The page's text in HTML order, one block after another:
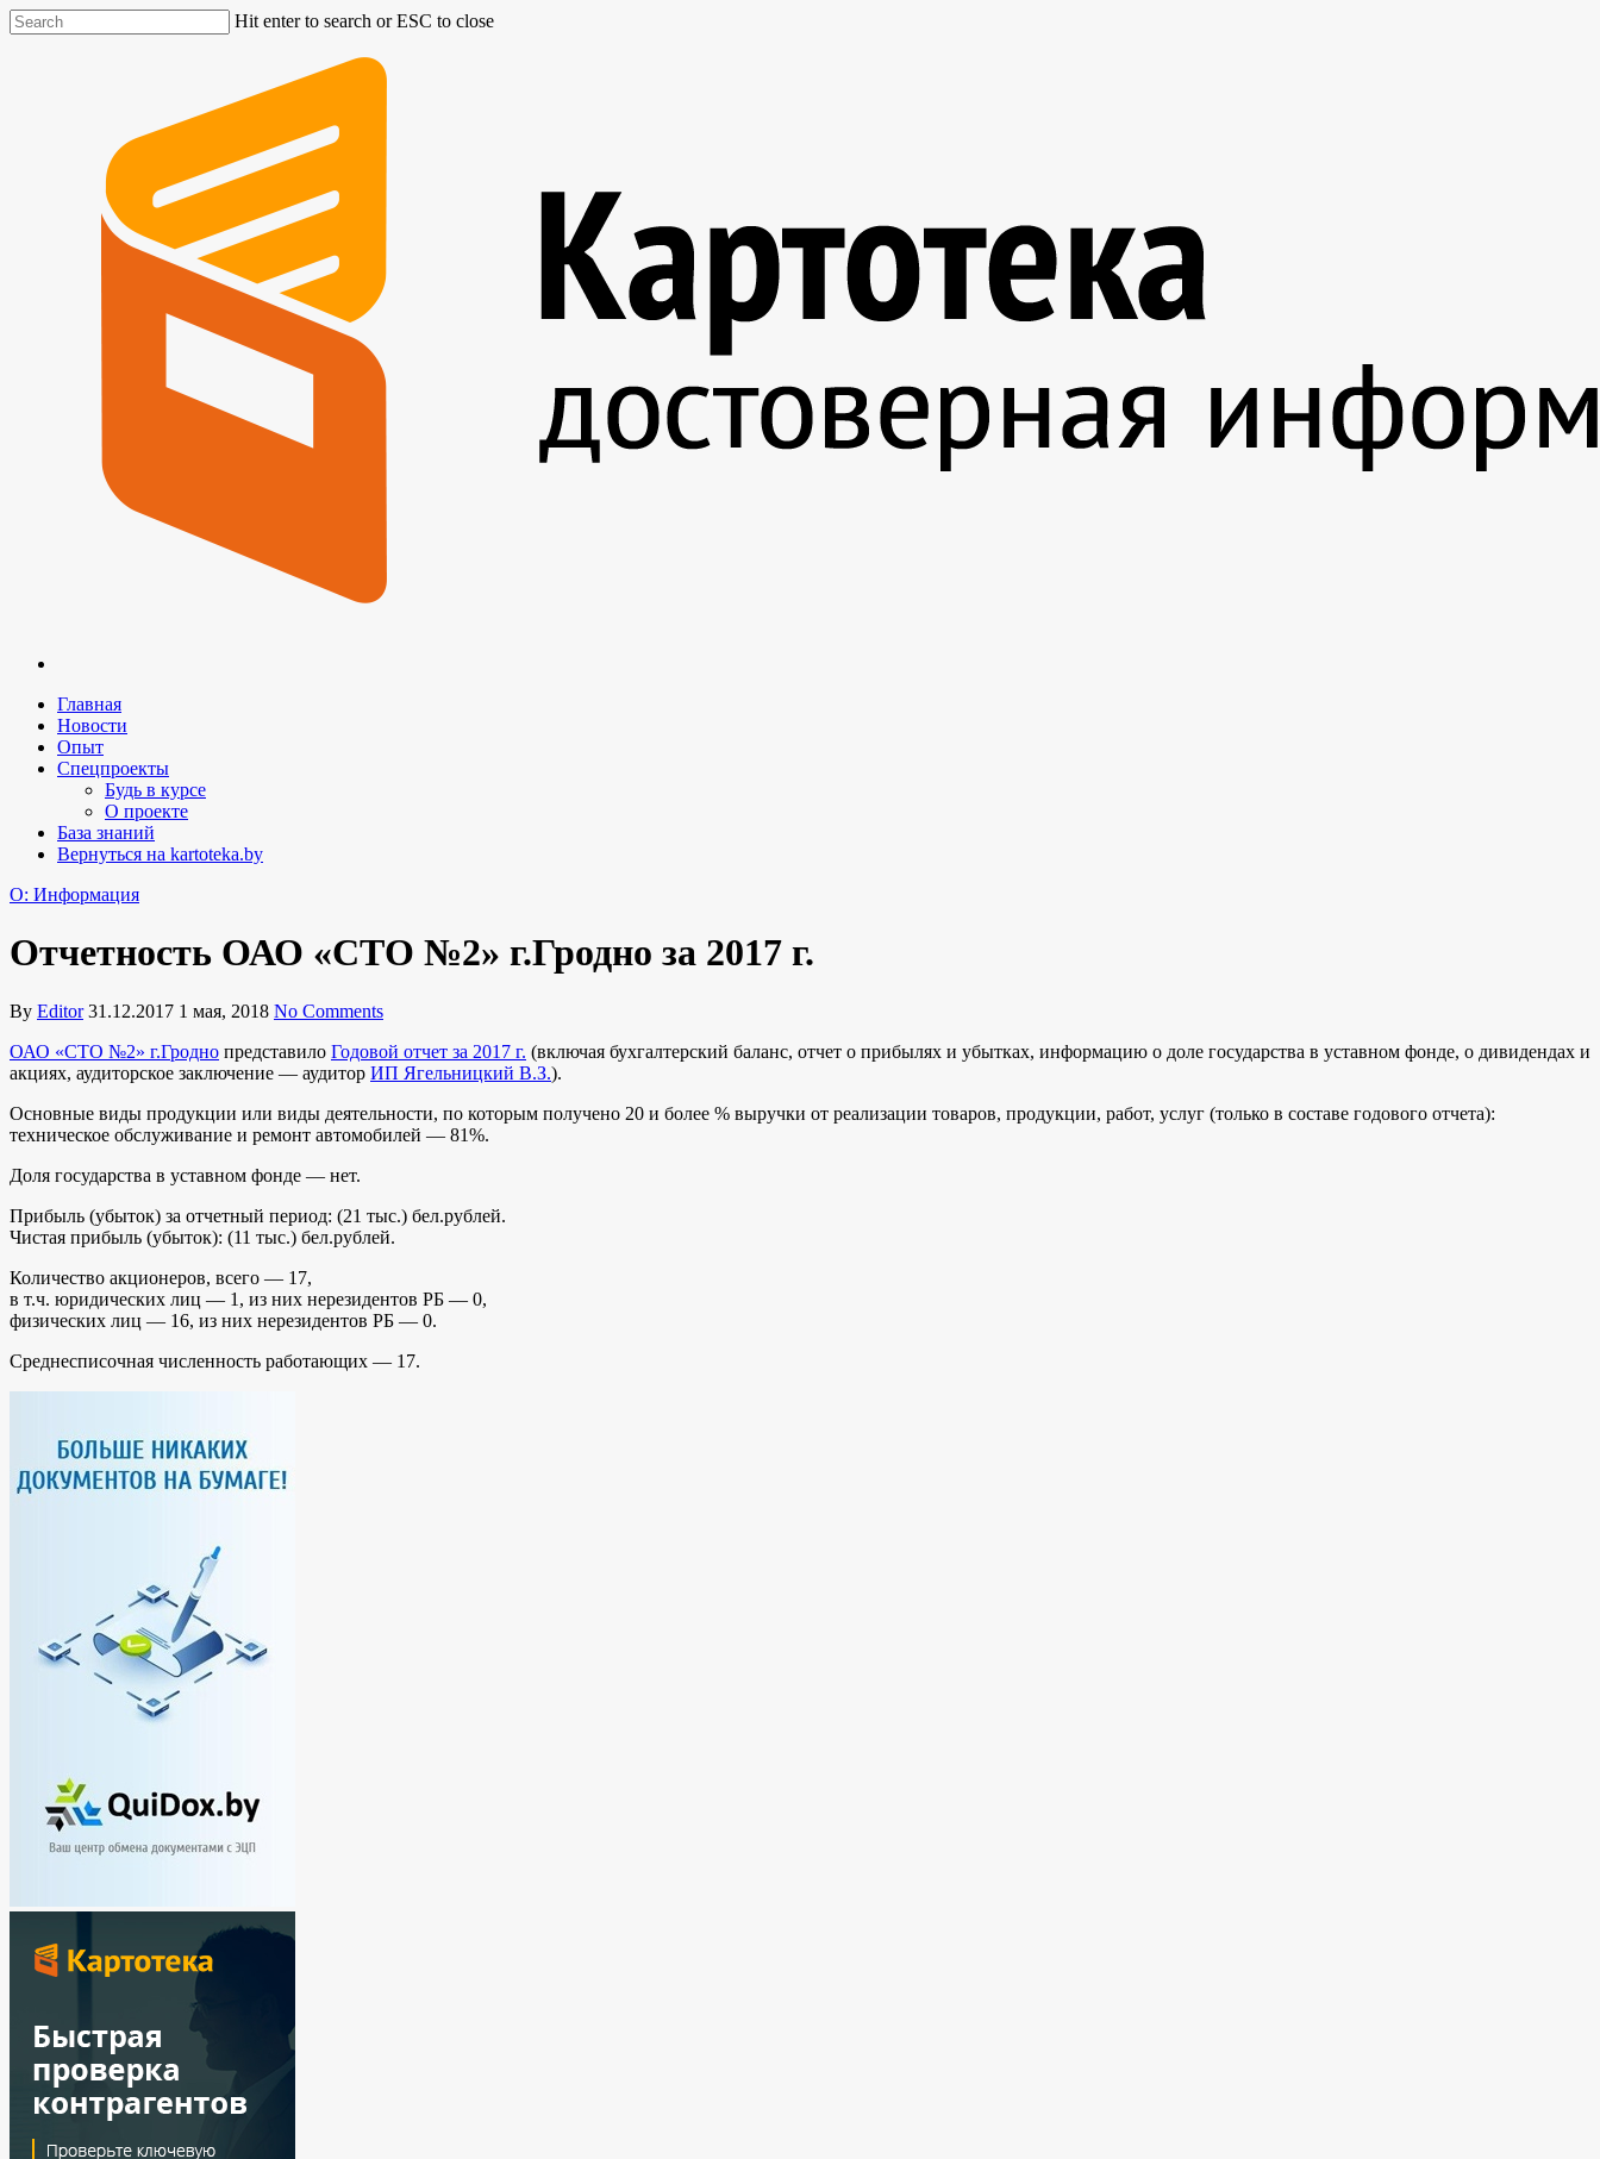
Hit enter to search or ESC to close
Главная
Новости
Опыт
Спецпроекты
Будь в курсе
О проекте
База знаний
Вернуться на kartoteka.by
O: Информация
Отчетность ОАО «СТО №2» г.Гродно за 2017 г.
By Editor 31.12.2017 1 мая, 2018 No Comments
ОАО «СТО №2» г.Гродно представило Годовой отчет за 2017 г. (включая бухгалтерский баланс, отчет о прибылях и убытках, информацию о доле государства в уставном фонде, о дивидендах и
акциях, аудиторское заключение — аудитор ИП Ягельницкий В.З.).
Основные виды продукции или виды деятельности, по которым получено 20 и более % выручки от реализации товаров, продукции, работ, услуг (только в составе годового отчета):
техническое обслуживание и ремонт автомобилей — 81%.
Доля государства в уставном фонде — нет.
Прибыль (убыток) за отчетный период: (21 тыс.) бел.рублей.
Чистая прибыль (убыток): (11 тыс.) бел.рублей.
Количество акционеров, всего — 17,
в т.ч. юридических лиц — 1, из них нерезидентов РБ — 0,
физических лиц — 16, из них нерезидентов РБ — 0.
Среднесписочная численность работающих — 17.